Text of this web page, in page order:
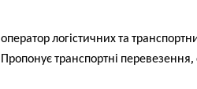
оператор логістичних та
Пропонує транспортні перевезення,